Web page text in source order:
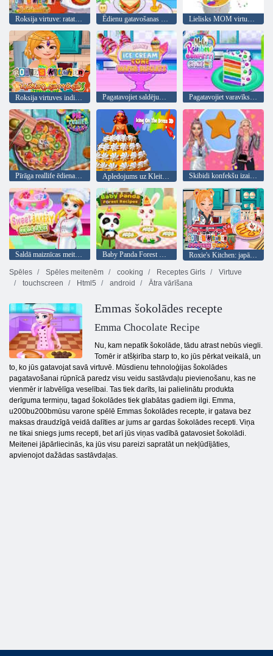
Roksija virtuve: ratatouille Ēdienu gatavošanas spēles bērniem Lielisks MOM virtuves griezējs
Roksija virtuves indiāņu samosa Pagatavojiet saldējuma konusveida vafeļu cepumus Pagatavojiet varavīksnes konfeti kūku
Apledojums uz Kleitas 3D
Roxie's Kitchen: japāņu karijs
Spēles
Spēles meitenēm cooking Receptes Girls
Virtuve
touchscreen
Html5 android Ātra vārīšana
Emmas šokolādes recepte
Emma Chocolate Recipe
Nu, kam nepatīk šokolāde, tādu atrast nebūs viegli.
Tomēr ir atšķirība starp to, ko jūs pērkat veikalā, un
to, ko jūs gatavojat savā virtuvē. Mūsdienu tehnoloģijas šokolādes
pagatavošanai rūpnīcā paredz visu veidu sastāvdaļu pievienošanu, kas ne
vienmēr ir labvēlīga veselībai. Tas tiek darīts, lai palielinātu produkta
derīguma termiņu, tagad šokolādes tiek glabātas gadiem ilgi. Emma,
u200bu200bmūsu varone spēlē Emmas šokolādes recepte, ir gatava bez
maksas draudzīgā veidā dalīties ar jums ar gardas šokolādes recepti. Viņa
ne tikai sniegs jums recepti, bet arī jūs viņas vadībā gatavosiet šokolādi.
Meitenei jāpārliecinās, ka jūs visu pareizi sapratāt un nekļūdījāties,
apvienojot dažādas sastāvdaļas.